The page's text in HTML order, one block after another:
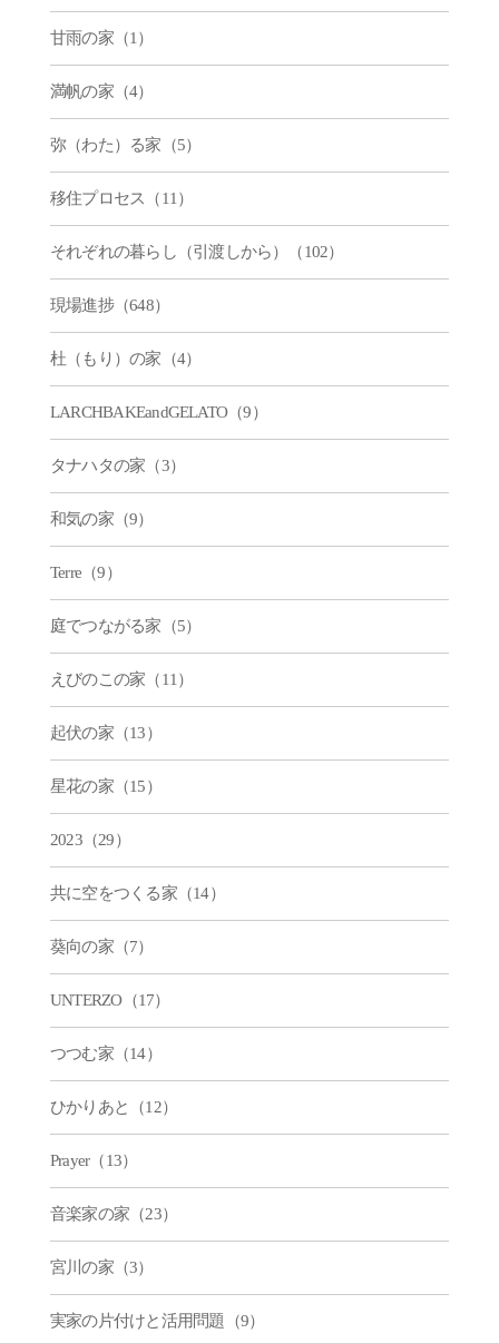
甘雨の家（1）
満帆の家（4）
弥（わた）る家（5）
移住プロセス（11）
それぞれの暮らし（引渡しから）（102）
現場進捗（648）
杜（もり）の家（4）
LARCHBAKEandGELATO（9）
タナハタの家（3）
和気の家（9）
Terre（9）
庭でつながる家（5）
えびのこの家（11）
起伏の家（13）
星花の家（15）
2023（29）
共に空をつくる家（14）
葵向の家（7）
UNTERZO（17）
つつむ家（14）
ひかりあと（12）
Prayer（13）
音楽家の家（23）
宮川の家（3）
実家の片付けと活用問題（9）